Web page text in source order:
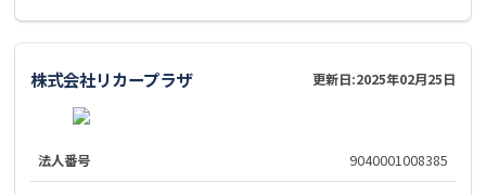
株式会社リカープラザ 更新日:2025年02月25日
法人番号 9040001008385